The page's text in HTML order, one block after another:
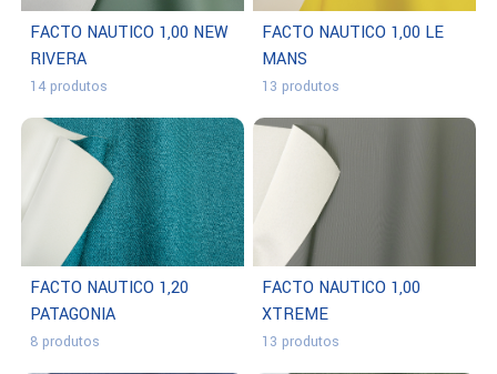
FACTO NAUTICO 1,00 NEW
RIVERA
14 produtos
FACTO NAUTICO 1,00 LE
MANS
13 produtos
FACTO NAUTICO 1,20
PATAGONIA
8 produtos
FACTO NAUTICO 1,00
XTREME
13 produtos